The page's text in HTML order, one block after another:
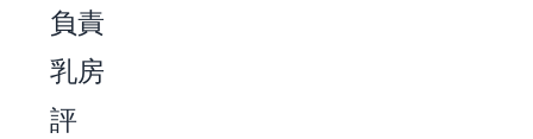
負責
乳房
評